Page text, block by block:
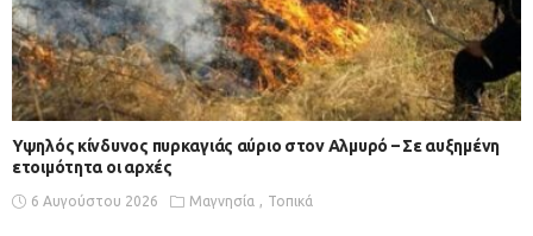
Υψηλός κίνδυνος πυρκαγιάς αύριο στον Αλμυρό – Σε αυξημένη
ετοιμότητα οι αρχές
6 Αυγούστου 2026 Μαγνησία Τοπικά